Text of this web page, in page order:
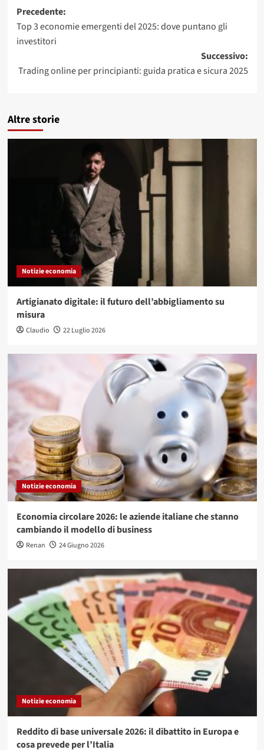
Navigazione
articolo
Precedente:
Top 3 economie emergenti del 2025: dove puntano gli
investitori
Successivo:
Trading online per principianti: guida pratica e sicura 2025
Altre storie
Notizie economia
Artigianato digitale: il futuro dell’abbigliamento su
misura
Claudio 22 Luglio 2026
Notizie economia
Economia circolare 2026: le aziende italiane che stanno
cambiando il modello di business
Renan 24 Giugno 2026
Notizie economia
Reddito di base universale 2026: il dibattito in Europa e
cosa prevede per l’Italia